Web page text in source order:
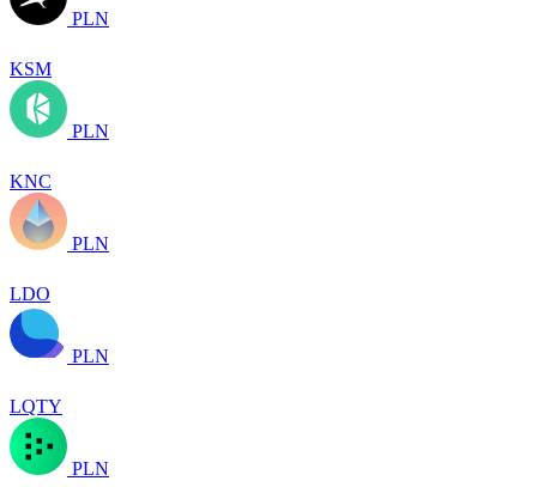
PLN
KSM
PLN
KNC
PLN
LDO
PLN
LQTY
PLN